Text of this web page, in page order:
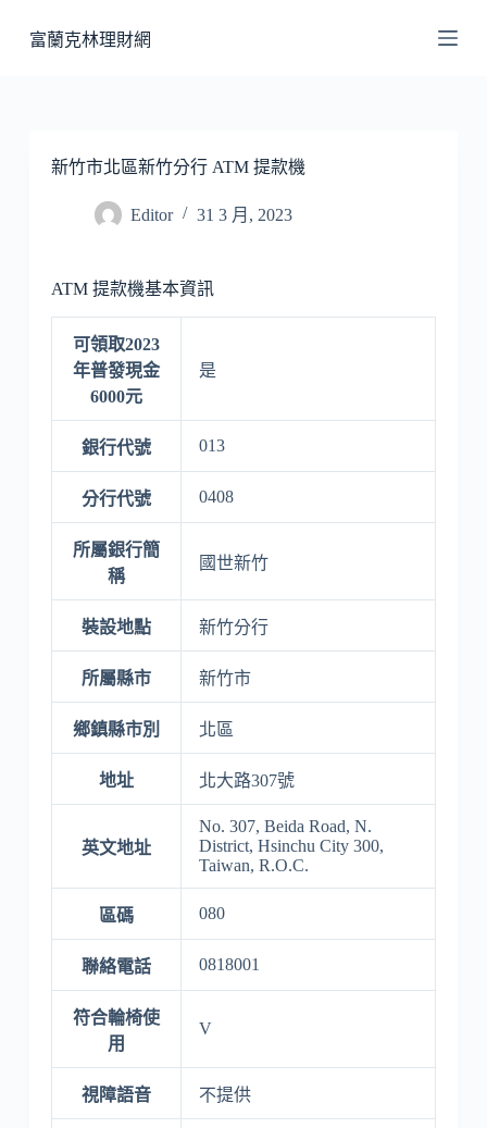
至
富蘭克林理財網
新竹市北區新竹分行 ATM 提款機
Editor 31 3 月, 2023
ATM 提款機基本資訊
可領取2023
年普發現金
6000元
是
銀行代號 013
分行代號 0408
所屬銀行簡
稱
國世新竹
裝設地點 新竹分行
所屬縣市 新竹市
鄉鎮縣市別 北區
地址 北大路307號
英文地址
No. 307, Beida Road, N.
District, Hsinchu City 300,
Taiwan, R.O.C.
區碼 080
聯絡電話 0818001
符合輪椅使
用
V
視障語音 不提供